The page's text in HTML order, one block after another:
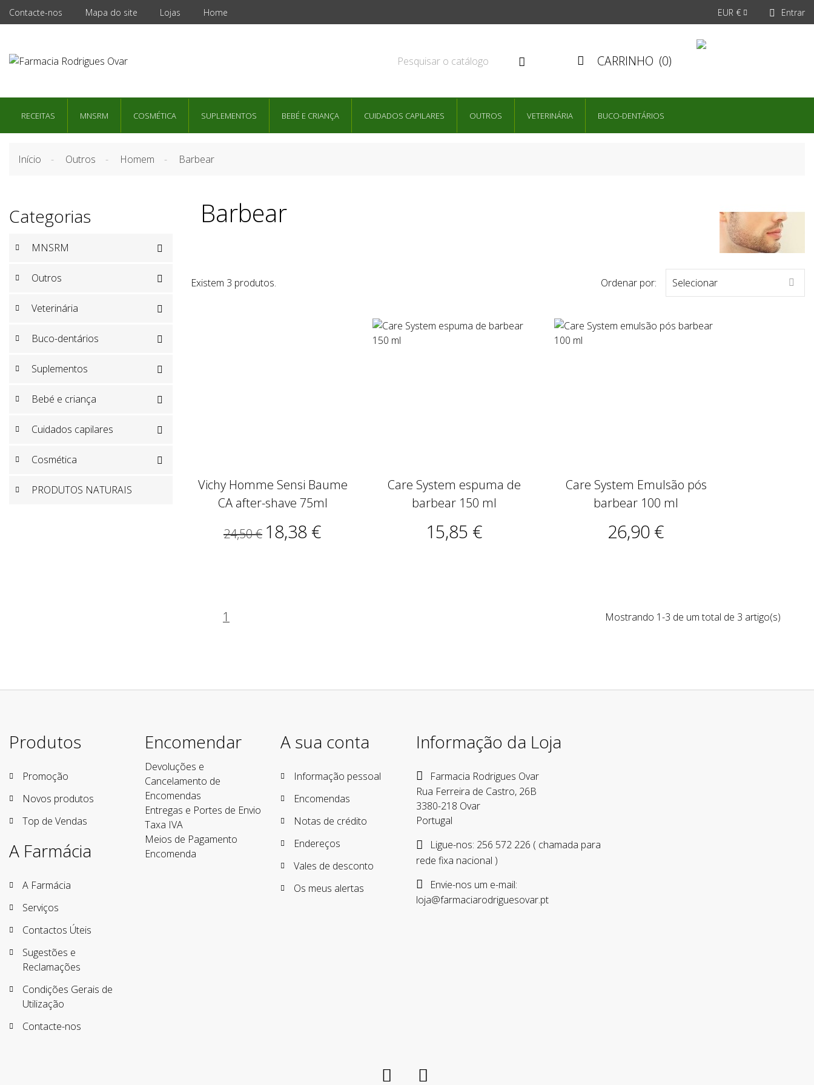
Contacte-nos Mapa do site Lojas Home EUR €   Entrar
  CARRINHO (0)
RECEITAS MNSRM COSMÉTICA SUPLEMENTOS BEBÉ E CRIANÇA CUIDADOS CAPILARES OUTROS VETERINÁRIA BUCO-DENTÁRIOS
Início Outros Homem Barbear
Categorias
MNSRM 
Outros 
Veterinária 
Buco-dentários 
Suplementos 
Bebé e criança 
Cuidados capilares 
Cosmética 
PRODUTOS NATURAIS
Barbear
Existem 3 produtos. Ordenar por: Selecionar 
Vichy Homme Sensi Baume
CA after-shave 75ml
24,50 € 18,38 €
Care System espuma de
barbear 150 ml
15,85 €
Care System Emulsão pós
barbear 100 ml
26,90 €
Mostrando 1-3 de um total de 3 artigo(s)
1
Produtos
Promoção
Novos produtos
Top de Vendas
A Farmácia
A Farmácia
Serviços
Contactos Úteis
Sugestões e
Reclamações
Condições Gerais de
Utilização
Contacte-nos
Encomendar
Devoluções e
Cancelamento de
Encomendas
Entregas e Portes de Envio
Taxa IVA
Meios de Pagamento
Encomenda
A sua conta
Informação pessoal
Encomendas
Notas de crédito
Endereços
Vales de desconto
Os meus alertas
Informação da Loja
Farmacia Rodrigues Ovar
Rua Ferreira de Castro, 26B
3380-218 Ovar
Portugal
Ligue-nos: 256 572 226 ( chamada para
rede fixa nacional )
Envie-nos um e-mail:
loja@farmaciarodriguesovar.pt